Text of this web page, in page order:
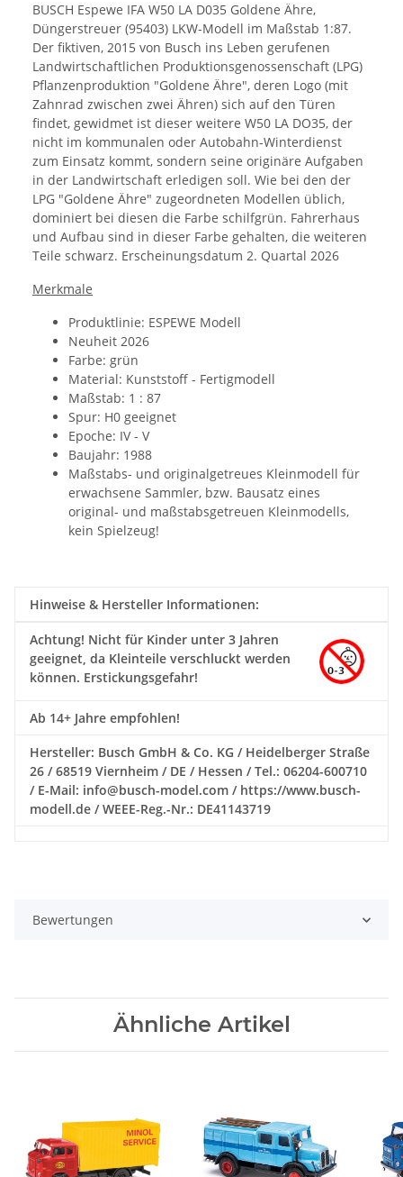
BUSCH Espewe IFA W50 LA D035 Goldene Ähre,
Düngerstreuer (95403) LKW-Modell im Maßstab 1:87.
Der fiktiven, 2015 von Busch ins Leben gerufenen
Landwirtschaftlichen Produktionsgenossenschaft (LPG)
Pflanzenproduktion "Goldene Ähre", deren Logo (mit
Zahnrad zwischen zwei Ähren) sich auf den Türen
findet, gewidmet ist dieser weitere W50 LA DO35, der
nicht im kommunalen oder Autobahn-Winterdienst
zum Einsatz kommt, sondern seine originäre Aufgaben
in der Landwirtschaft erledigen soll. Wie bei den der
LPG "Goldene Ähre" zugeordneten Modellen üblich,
dominiert bei diesen die Farbe schilfgrün. Fahrerhaus
und Aufbau sind in dieser Farbe gehalten, die weiteren
Teile schwarz. Erscheinungsdatum 2. Quartal 2026
Merkmale
Produktlinie: ESPEWE Modell
Neuheit 2026
Farbe: grün
Material: Kunststoff - Fertigmodell
Maßstab: 1 : 87
Spur: H0 geeignet
Epoche: IV - V
Baujahr: 1988
Maßstabs- und originalgetreues Kleinmodell für
erwachsene Sammler, bzw. Bausatz eines
original- und maßstabsgetreuen Kleinmodells,
kein Spielzeug!
Hinweise & Hersteller Informationen:
Achtung! Nicht für Kinder unter 3 Jahren
geeignet, da Kleinteile verschluckt werden
können. Erstickungsgefahr!
Ab 14+ Jahre empfohlen!
Hersteller: Busch GmbH & Co. KG / Heidelberger Straße
26 / 68519 Viernheim / DE / Hessen / Tel.: 06204-600710
/ E-Mail: info@busch-model.com / https://www.busch-
modell.de / WEEE-Reg.-Nr.: DE41143719
Bewertungen
Ähnliche Artikel